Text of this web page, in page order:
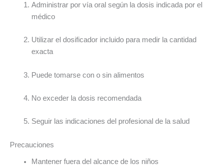
Administrar por vía oral según la dosis indicada por el
médico
Utilizar el dosificador incluido para medir la cantidad
exacta
Puede tomarse con o sin alimentos
No exceder la dosis recomendada
Seguir las indicaciones del profesional de la salud
Precauciones
Mantener fuera del alcance de los niños